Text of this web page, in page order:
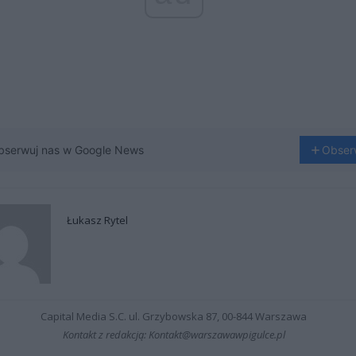
nas w Google News
Łukasz Rytel
Capital Media S.C. ul. Grzybowska 87, 00-844 Warszawa
Kontakt z redakcją: Kontakt@warszawawpigulce.pl